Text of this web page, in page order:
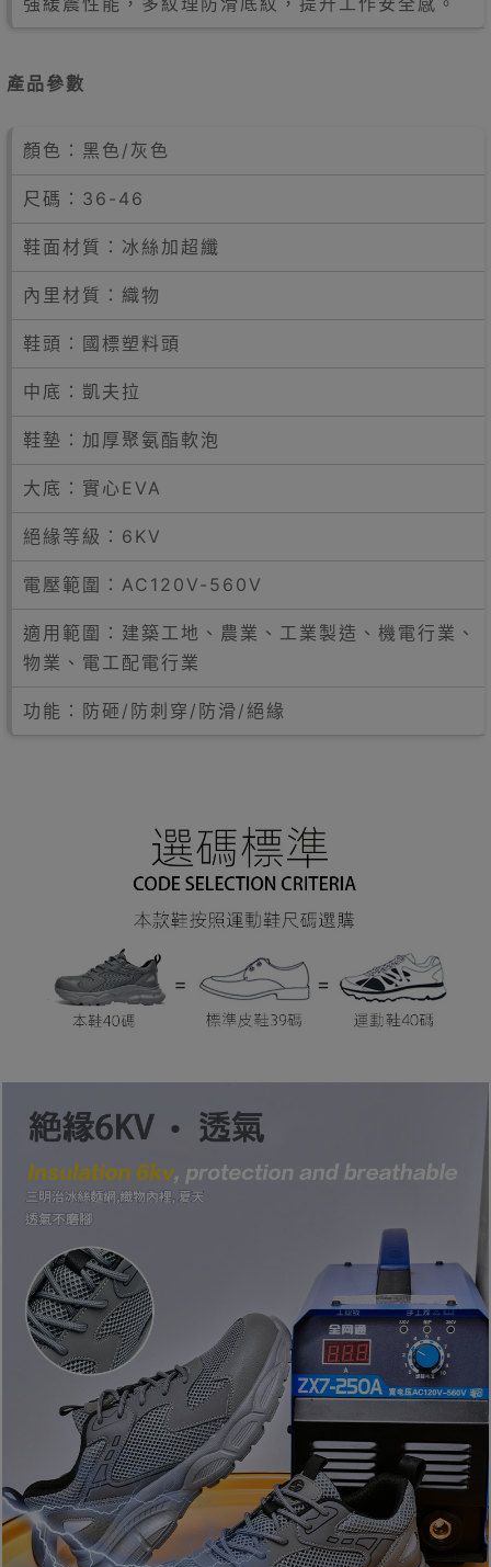
產品參數
顏色：黑色/灰色
尺碼：36-46
鞋面材質：冰絲加超纖
內里材質：織物
鞋頭：國標塑料頭
中底：凱夫拉
鞋墊：加厚聚氨酯軟泡
大底：實心EVA
絕緣等級：6KV
電壓範圍：AC120V-560V
適用範圍：建築工地、農業、工業製造、機電行業、
物業、電工配電行業
功能：防砸/防刺穿/防滑/絕緣